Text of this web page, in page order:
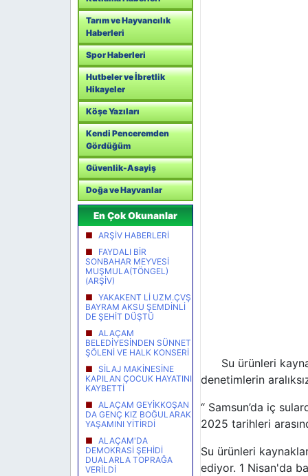
Tarım ve Hayvancılık
Haberleri
Spor Haberleri
Hutbeler ve İbretlik
Hikayeler
Köşe Yazıları
Kendi Penceremden
Gördüğüm
Güvenlik-Asayiş
Doğa ve Hayvanlar
En Çok Okunanlar
ARŞİV HABERLERİ
FAYDALI BİR
SONBAHAR MEYVESİ
MUŞMULA(TÖNGEL)
(ARŞİV)
YAKAKENT Lİ UZM.ÇVŞ
BAYRAM AKSU ŞEMDİNLİ
DE ŞEHİT DÜŞTÜ
ALAÇAM
BELEDİYESİNDEN SÜNNET
ŞÖLENİ VE HALK KONSERİ
SİLAJ MAKİNESİNE
KAPILAN ÇOCUK HAYATINI
KAYBETTİ
ALAÇAM GEYİKKOŞAN
DA GENÇ KIZ BOĞULARAK
YAŞAMINI YİTİRDİ
ALAÇAM'DA
DEMOKRASİ ŞEHİDİ
DUALARLA TOPRAĞA
VERİLDİ
Su ürünleri
denetimlerin
“ Samsun’da iç
2025 tarihleri
Su ürünleri
ediyor. 1 Nisan'da